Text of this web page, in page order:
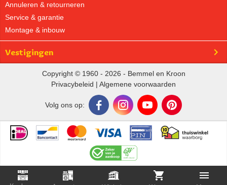
Annuleren & retourneren
Service & garantie
Montage & inbouw
Vestigingen
Copyright © 1960 - 2026 - Bemmel en Kroon
Privacybeleid | Algemene voorwaarden
Volg ons op: